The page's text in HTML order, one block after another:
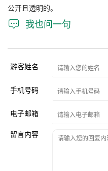
公开且透明的。
 我也问一句
游客姓名
手机号码
电子邮箱
留言内容